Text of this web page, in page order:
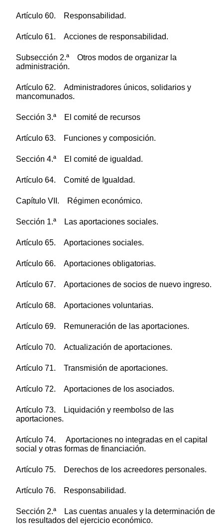
Artículo 60. Responsabilidad.
Artículo 61. Acciones de responsabilidad.
Subsección 2.ª Otros modos de organizar la
administración.
Artículo 62. Administradores únicos, solidarios y
mancomunados.
Sección 3.ª El comité de recursos
Artículo 63. Funciones y composición.
Sección 4.ª El comité de igualdad.
Artículo 64. Comité de Igualdad.
Capítulo VII. Régimen económico.
Sección 1.ª Las aportaciones sociales.
Artículo 65. Aportaciones sociales.
Artículo 66. Aportaciones obligatorias.
Artículo 67. Aportaciones de socios de nuevo ingreso.
Artículo 68. Aportaciones voluntarias.
Artículo 69. Remuneración de las aportaciones.
Artículo 70. Actualización de aportaciones.
Artículo 71. Transmisión de aportaciones.
Artículo 72. Aportaciones de los asociados.
Artículo 73. Liquidación y reembolso de las
aportaciones.
Artículo 74. Aportaciones no integradas en el capital
social y otras formas de financiación.
Artículo 75. Derechos de los acreedores personales.
Artículo 76. Responsabilidad.
Sección 2.ª Las cuentas anuales y la determinación de
los resultados del ejercicio económico.